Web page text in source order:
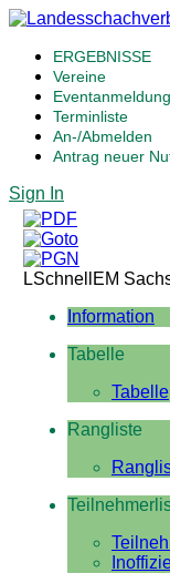
ERGEBNISSE
Vereine
Terminliste
An-/Abmelden
Antrag neuer
Sign In
LSchnellEM
Information
Tabelle
Tabelle
Rangliste